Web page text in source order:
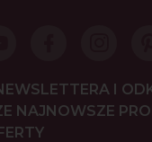
I
NAJNOWSZE